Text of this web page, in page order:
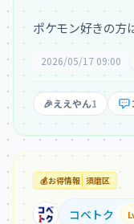
ポケモン好きの方
2026/05/17 09:00
🎉ええやん1
💰お得情報 須磨区
コベトク